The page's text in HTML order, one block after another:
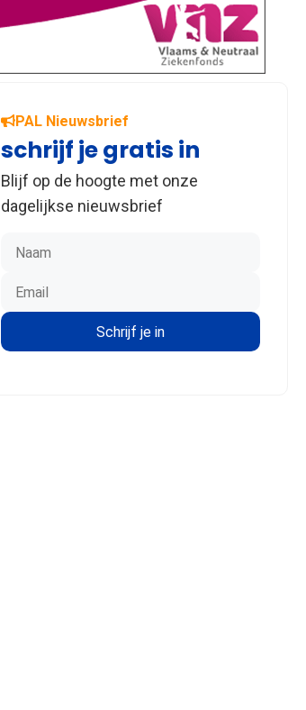
PAL Nieuwsbrief
schrijf je gratis in
Blijf op de hoogte met onze
dagelijkse nieuwsbrief